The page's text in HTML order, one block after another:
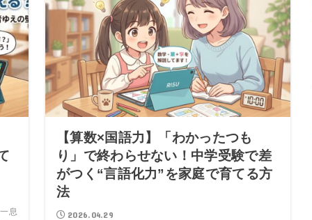
息
【算数×国語力】「わかったつも
り」で終わらせない！中学受験で差
がつく“言語化力”を家庭で育てる方
法
2026.04.29